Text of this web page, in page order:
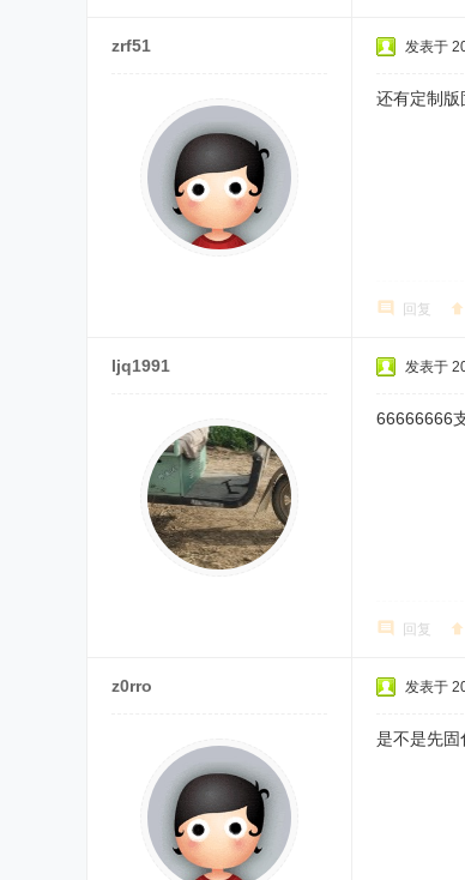
zrf51 发表于
还有定制版
回复
ljq1991 发表于
66666666
回复
z0rro 发表于
是不是先固